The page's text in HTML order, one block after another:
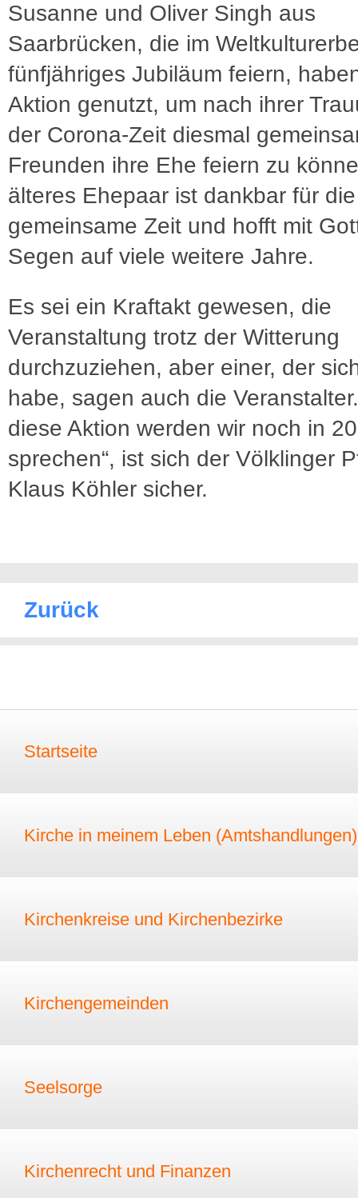
Susanne und Oliver Singh aus
Saarbrücken, die im
fünfjähriges Jubiläum feiern,
Aktion genutzt, um nach ihrer
der Corona-Zeit diesmal
Freunden ihre Ehe feiern zu
älteres Ehepaar ist dankbar für die
gemeinsame Zeit und hofft mit
Segen auf viele weitere Jahre.
Es sei ein Kraftakt gewesen, die
Veranstaltung trotz der Witterung
durchzuziehen, aber einer, der
habe, sagen auch die
diese Aktion werden wir noch in
sprechen“, ist sich der Völklinger
Klaus Köhler sicher.
Zurück
Startseite
Kirche in meinem Leben (Amtshandlungen)
Kirchenkreise und Kirchenbezirke
Kirchengemeinden
Seelsorge
Kirchenrecht und Finanzen